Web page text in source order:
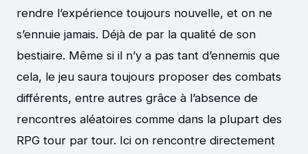
rendre l’expérience toujours nouvelle, et on ne
s’ennuie jamais. Déjà de par la qualité de son
bestiaire. Même si il n’y a pas tant d’ennemis que
cela, le jeu saura toujours proposer des combats
différents, entre autres grâce à l’absence de
rencontres aléatoires comme dans la plupart des
RPG tour par tour. Ici on rencontre directement